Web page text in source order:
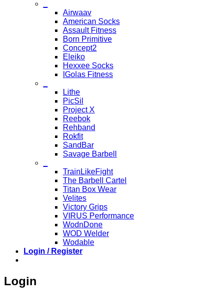
Airwaav
American Socks
Assault Fitness
Born Primitive
Concept2
Eleiko
Hexxee Socks
IGolas Fitness
Lithe
PicSil
Project X
Reebok
Rehband
Rokfit
SandBar
Savage Barbell
TrainLikeFight
The Barbell Cartel
Titan Box Wear
Velites
Victory Grips
VIRUS Performance
WodnDone
WOD Welder
Wodable
Login / Register
Login